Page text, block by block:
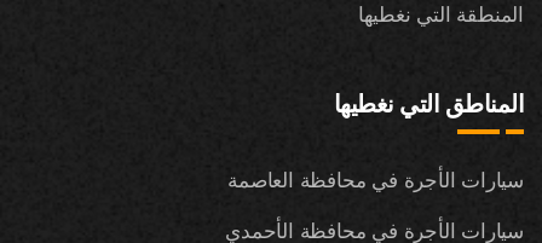
المنطقة التي نغطيها
المناطق التي نغطيها
سيارات الأجرة في محافظة العاصمة
سيارات الأجرة في محافظة الأحمدي